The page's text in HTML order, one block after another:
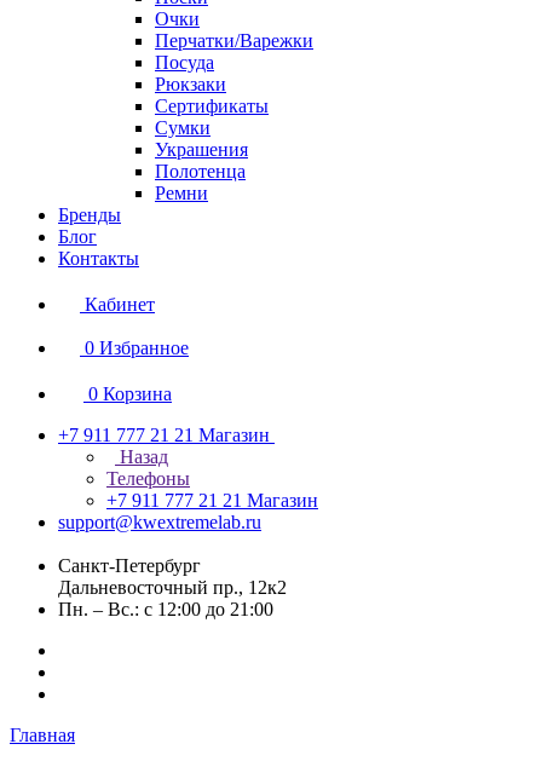
Очки
Перчатки/Варежки
Посуда
Рюкзаки
Сертификаты
Сумки
Украшения
Полотенца
Ремни
Бренды
Блог
Контакты
Кабинет
0 Избранное
0 Корзина
+7 911 777 21 21 Магазин
Назад
Телефоны
+7 911 777 21 21 Магазин
support@kwextremelab.ru
Санкт-Петербург
Дальневосточный пр., 12к2
Пн. – Вс.: с 12:00 до 21:00
Главная